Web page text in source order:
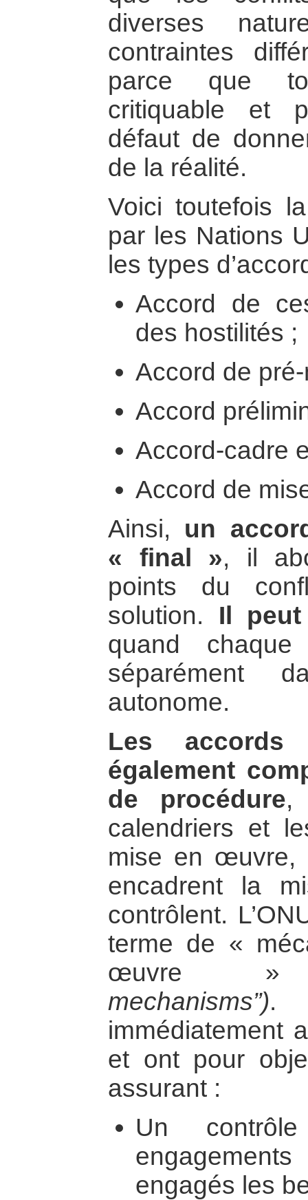
diverses
contraintes
parce que
critiquable et
défaut de
de la réalité.
Voici toutefois
par les Nations
les types
Accord de
des hostilités ;
Accord de
Accord
Accord-cadre
Accord de
Ainsi, un
« final », il
points du
solution. Il
quand
séparément
autonome.
Les
également
de procédure,
calendriers et
mise en œuvre,
encadrent la
contrôlent.
terme de «
œuvre
mechanisms”).
immédiatement
et ont pour
assurant :
Un
engagés les